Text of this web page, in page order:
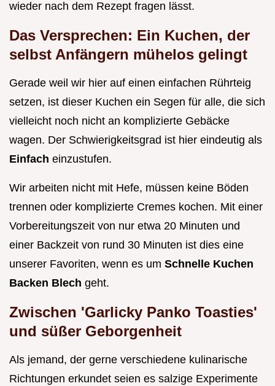
wieder nach dem Rezept fragen lässt.
Das Versprechen: Ein Kuchen, der
selbst Anfängern mühelos gelingt
Gerade weil wir hier auf einen einfachen Rührteig
setzen, ist dieser Kuchen ein Segen für alle, die sich
vielleicht noch nicht an komplizierte Gebäcke
wagen. Der Schwierigkeitsgrad ist hier eindeutig als
Einfach einzustufen.
Wir arbeiten nicht mit Hefe, müssen keine Böden
trennen oder komplizierte Cremes kochen. Mit einer
Vorbereitungszeit von nur etwa 20 Minuten und
einer Backzeit von rund 30 Minuten ist dies eine
unserer Favoriten, wenn es um Schnelle Kuchen
Backen Blech geht.
Zwischen 'Garlicky Panko Toasties'
und süßer Geborgenheit
Als jemand, der gerne verschiedene kulinarische
Richtungen erkundet seien es salzige Experimente